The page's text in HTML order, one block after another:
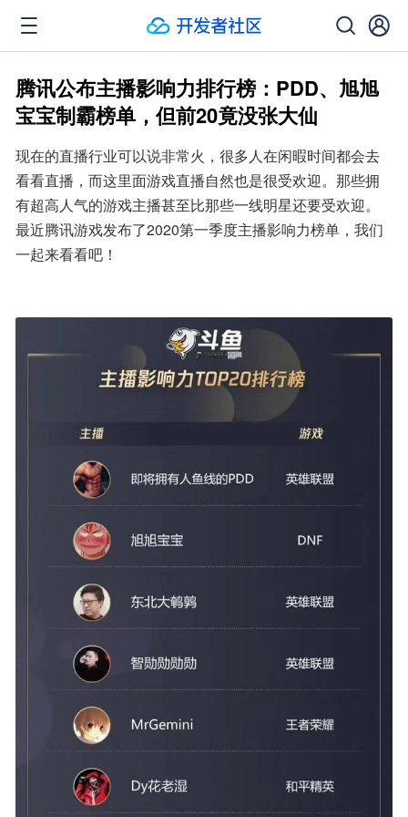
腾讯公布主播影响力排行榜：PDD、旭旭
宝宝制霸榜单，但前20竟没张大仙
现在的直播行业可以说非常火，很多人在闲暇时间都会去
看看直播，而这里面游戏直播自然也是很受欢迎。那些拥
有超高人气的游戏主播甚至比那些一线明星还要受欢迎。
最近腾讯游戏发布了2020第一季度主播影响力榜单，我们
一起来看看吧！